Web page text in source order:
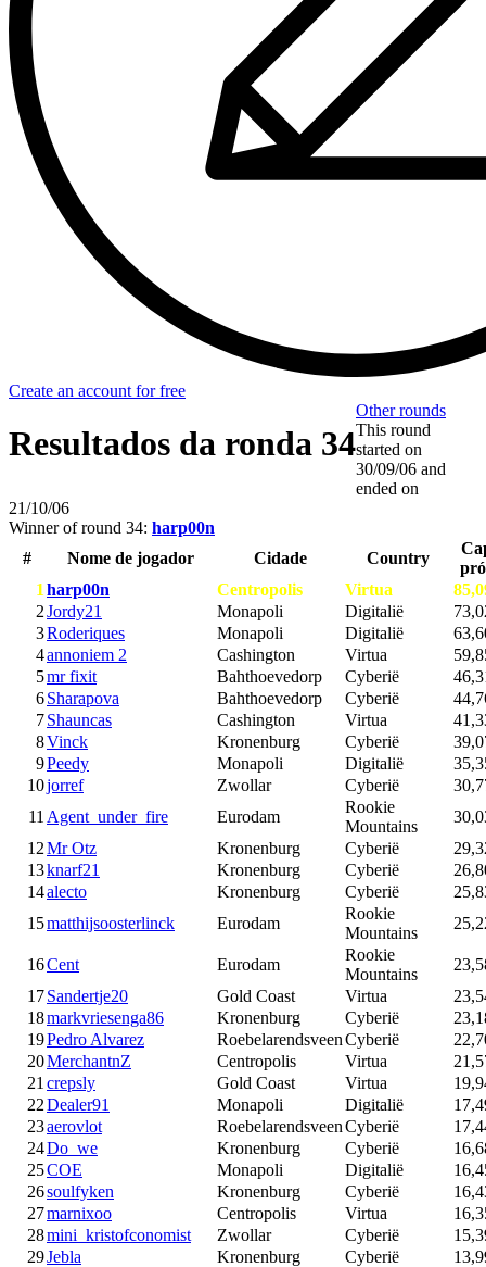
Create an account for free
Resultados da ronda 34
Other rounds
This round
started on
30/09/06 and
ended on
21/10/06
Winner of round 34: harp00n
#
Nome de jogador Cidade Country
1 harp00n Centropolis Virtua
2Jordy21 Monapoli Digitalië
3Roderiques Monapoli Digitalië
4annoniem 2 Cashington Virtua
5mr fixit Bahthoevedorp Cyberië
6Sharapova Bahthoevedorp Cyberië
7Shauncas Cashington Virtua
8Vinck Kronenburg Cyberië
9Peedy Monapoli Digitalië
10jorref Zwollar Cyberië
11 Agent_under_fire Eurodam
Rookie
Mountains
12Mr Otz Kronenburg Cyberië
13knarf21 Kronenburg Cyberië
14alecto Kronenburg Cyberië
15matthijsoosterlinck Eurodam
Rookie
Mountains
16Cent Eurodam
Rookie
Mountains
17Sandertje20 Gold Coast Virtua
18markvriesenga86 Kronenburg Cyberië
19Pedro Alvarez RoebelarendsveenCyberië
20MerchantnZ Centropolis Virtua
21 crepsly Gold Coast Virtua
22Dealer91 Monapoli Digitalië
23aerovlot RoebelarendsveenCyberië
24Do_we Kronenburg Cyberië
25COE Monapoli Digitalië
26soulfyken Kronenburg Cyberië
27marnixoo Centropolis Virtua
28mini_kristofconomist Zwollar Cyberië
29Jebla Kronenburg Cyberië